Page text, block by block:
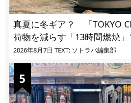
真夏に冬ギア？ 「TOKYO
荷物を減らす「13時間燃焼
2026年8月7日 TEXT: ソトラバ編集部